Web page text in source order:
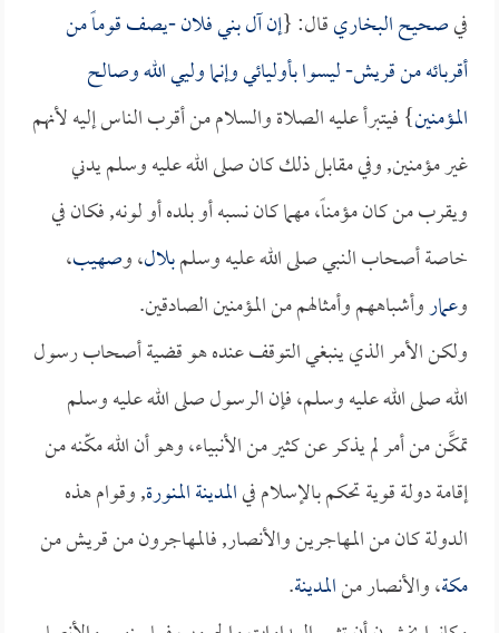
فيصحيح البخاريقال: {إن آل بني فلان -يصف قوماً من
أقربائه من قريش- ليسوا بأوليائي وإنما وليي الله وصالح
المؤمنين} فيتبرأ عليه الصلاة والسلام من أقرب الناس إليه لأنهم
غير مؤمنين, وفي مقابل ذلك كان صلى الله عليه وسلم يدني
ويقرب من كان مؤمناً، مهما كان نسبه أو بلده أو لونه, فكان في
خاصة أصحاب النبي صلى الله عليه وسلمبلال، وصهيب،
وعماروأشباههم وأمثالهم من المؤمنين الصادقين.
ولكن الأمر الذي ينبغي التوقف عنده هو قضية أصحاب رسول
الله صلى الله عليه وسلم، فإن الرسول صلى الله عليه وسلم
تمكَّن من أمر لم يذكر عن كثير من الأنبياء، وهو أن الله مكّنه من
إقامة دولة قوية تحكم بالإسلام فيالمدينة المنورة, وقوام هذه
الدولة كان من المهاجرين والأنصار, فالمهاجرون من قريش من
مكة، والأنصار منالمدينة.